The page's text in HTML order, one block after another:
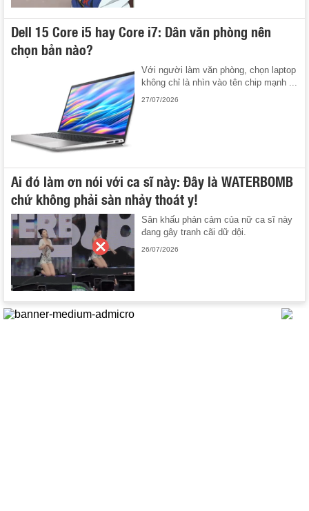
Dell 15 Core i5 hay Core i7: Dân văn phòng nên
chọn bản nào?
Với người làm văn phòng, chọn laptop
không chỉ là nhìn vào tên chip mạnh ...
27/07/2026
Ai đó làm ơn nói với ca sĩ này: Đây là WATERBOMB
chứ không phải sàn nhảy thoát y!
Sân khấu phản cảm của nữ ca sĩ này
đang gây tranh cãi dữ dội.
26/07/2026